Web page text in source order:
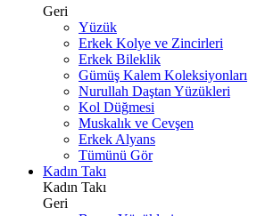
Geri
Yüzük
Erkek Kolye ve Zincirleri
Erkek Bileklik
Gümüş Kalem Koleksiyonları
Nurullah Daştan Yüzükleri
Kol Düğmesi
Muskalık ve Cevşen
Erkek Alyans
Tümünü Gör
Kadın Takı
Kadın Takı
Geri